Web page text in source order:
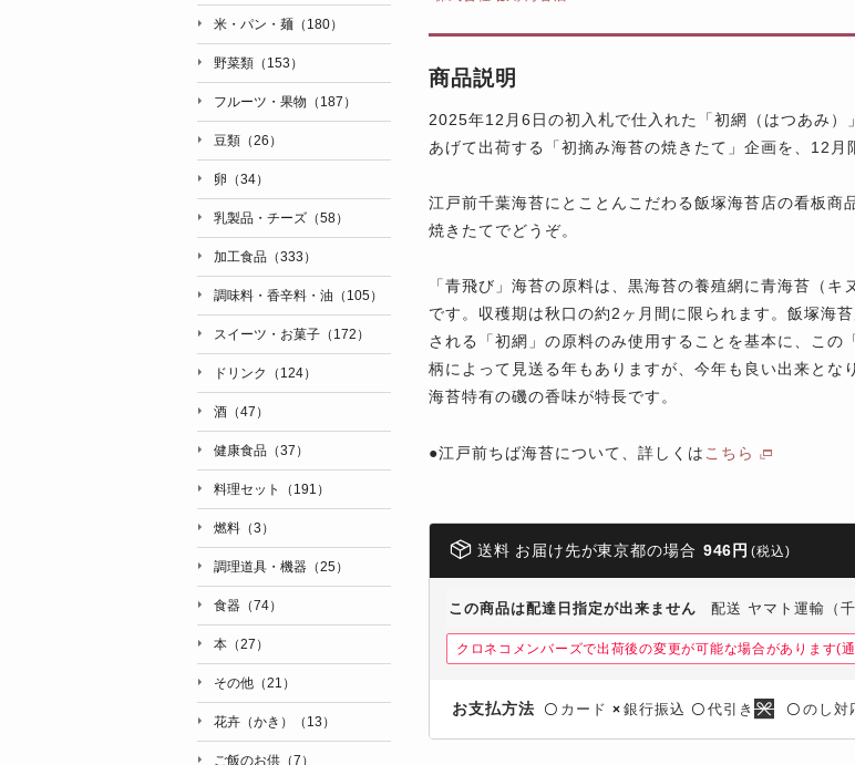
商品説明
2025年12月6日の初入札で仕入れた「初網（はつあみ
あげて出荷する「初摘み海苔の焼きたて」企画を、12月
江戸前千葉海苔にとことんこだわる飯塚海苔店の看板
焼きたてでどうぞ。
「青飛び」海苔の原料は、黒海苔の養殖網に青海苔（
です。収穫期は秋口の約2ヶ月間に限られます。飯塚海
される「初網」の原料のみ使用することを基本に、こ
柄によって見送る年もありますが、今年も良い出来と
海苔特有の磯の香味が特長です。
●江戸前ちば海苔について、詳しくは こちら
送料 お届け先が東京都の場合 946円 (税込)
この商品は配達日指定が出来ません 配送 ヤマト運輸（千
クロネコメンバーズで出荷後の変更が可能な場合があります(
お支払方法 〇 カード × 銀行振込 〇 代引き 〇 のし対
米・パン・麺（180）
野菜類（153）
フルーツ・果物（187）
豆類（26）
卵（34）
乳製品・チーズ（58）
加工食品（333）
調味料・香辛料・油（105）
スイーツ・お菓子（172）
ドリンク（124）
酒（47）
健康食品（37）
料理セット（191）
燃料（3）
調理道具・機器（25）
食器（74）
本（27）
その他（21）
花卉（かき）（13）
ご飯のお供（7）